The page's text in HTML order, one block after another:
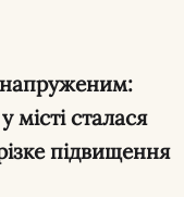
напруженим:
місті сталася
підвищення